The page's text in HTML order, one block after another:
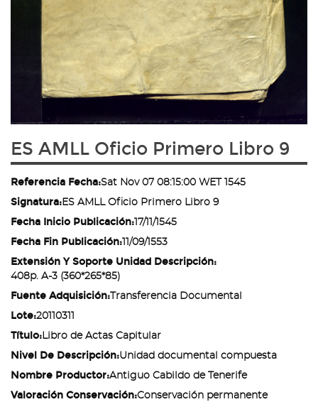
ES AMLL Oficio Primero Libro 9
Referencia Fecha:Sat Nov 07 08:15:00 WET 1545
Signatura: ES AMLL Oficio Primero Libro 9
Fecha Inicio Publicación: 17/11/1545
Fecha Fin Publicación: 11/09/1553
Extensión Y Soporte Unidad Descripción:
408p. A-3 (360*265*85)
Fuente Adquisición: Transferencia Documental
Lote:20110311
Título: Libro de Actas Capitular
Nivel De Descripción:Unidad documental compuesta
Nombre Productor:Antiguo Cabildo de Tenerife
Valoración Conservación:Conservación permanente